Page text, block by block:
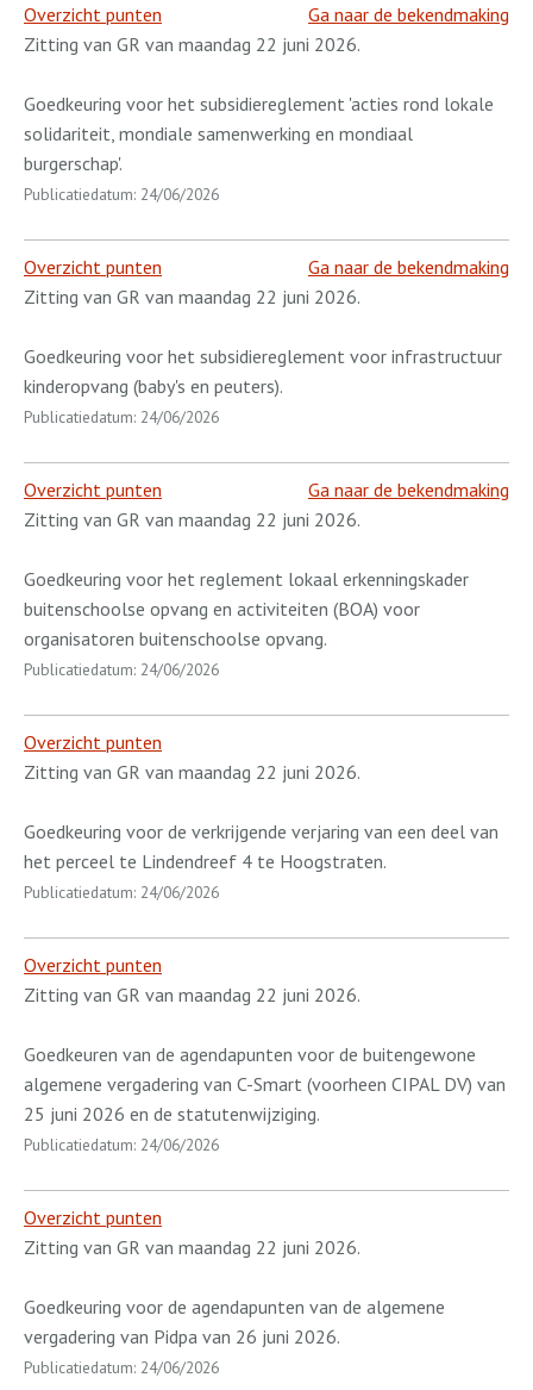
Overzicht punten
Ga naar de bekendmaking
Zitting van GR van maandag 22 juni 2026.
Goedkeuring voor het subsidiereglement 'acties rond lokale
solidariteit, mondiale samenwerking en mondiaal
burgerschap'.
Publicatiedatum: 24/06/2026
Overzicht punten
Ga naar de bekendmaking
Zitting van GR van maandag 22 juni 2026.
Goedkeuring voor het subsidiereglement voor infrastructuur
kinderopvang (baby's en peuters).
Publicatiedatum: 24/06/2026
Overzicht punten
Ga naar de bekendmaking
Zitting van GR van maandag 22 juni 2026.
Goedkeuring voor het reglement lokaal erkenningskader
buitenschoolse opvang en activiteiten (BOA) voor
organisatoren buitenschoolse opvang.
Publicatiedatum: 24/06/2026
Overzicht punten
Zitting van GR van maandag 22 juni 2026.
Goedkeuring voor de verkrijgende verjaring van een deel van
het perceel te Lindendreef 4 te Hoogstraten.
Publicatiedatum: 24/06/2026
Overzicht punten
Zitting van GR van maandag 22 juni 2026.
Goedkeuren van de agendapunten voor de buitengewone
algemene vergadering van C-Smart (voorheen CIPAL DV) van
25 juni 2026 en de statutenwijziging.
Publicatiedatum: 24/06/2026
Overzicht punten
Zitting van GR van maandag 22 juni 2026.
Goedkeuring voor de agendapunten van de algemene
vergadering van Pidpa van 26 juni 2026.
Publicatiedatum: 24/06/2026